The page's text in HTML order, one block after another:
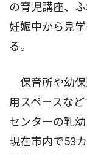
の育児講座、
妊娠中から見
る。
保育所や幼保
用スペースな
センターの乳
現在市内で53